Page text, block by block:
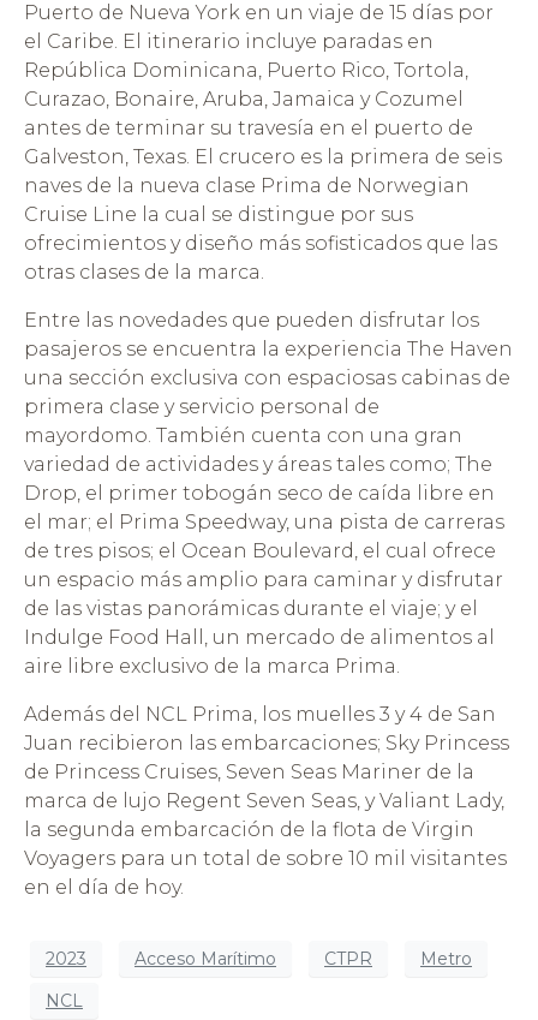
Puerto de Nueva York en un viaje de 15 días por
el Caribe. El itinerario incluye paradas en
República Dominicana, Puerto Rico, Tortola,
Curazao, Bonaire, Aruba, Jamaica y Cozumel
antes de terminar su travesía en el puerto de
Galveston, Texas. El crucero es la primera de seis
naves de la nueva clase Prima de Norwegian
Cruise Line la cual se distingue por sus
ofrecimientos y diseño más sofisticados que las
otras clases de la marca.
Entre las novedades que pueden disfrutar los
pasajeros se encuentra la experiencia The Haven
una sección exclusiva con espaciosas cabinas de
primera clase y servicio personal de
mayordomo. También cuenta con una gran
variedad de actividades y áreas tales como; The
Drop, el primer tobogán seco de caída libre en
el mar; el Prima Speedway, una pista de carreras
de tres pisos; el Ocean Boulevard, el cual ofrece
un espacio más amplio para caminar y disfrutar
de las vistas panorámicas durante el viaje; y el
Indulge Food Hall, un mercado de alimentos al
aire libre exclusivo de la marca Prima.
Además del NCL Prima, los muelles 3 y 4 de San
Juan recibieron las embarcaciones; Sky Princess
de Princess Cruises, Seven Seas Mariner de la
marca de lujo Regent Seven Seas, y Valiant Lady,
la segunda embarcación de la flota de Virgin
Voyagers para un total de sobre 10 mil visitantes
en el día de hoy.
2023 Acceso Marítimo CTPR
Metro
NCL